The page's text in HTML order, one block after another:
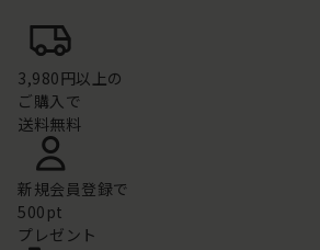
3,980円以上の
ご購入で
送料無料
新規会員登録で
500pt
プレゼント